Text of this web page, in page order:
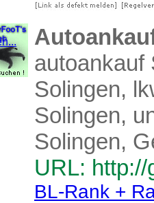
autoankauf
Solingen,
Solingen,
Solingen,
URL:
BL-Rank +